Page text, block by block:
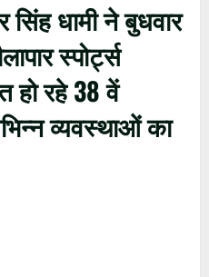
सिंह धामी ने बुधवार
स्पोर्ट्स
हो रहे 38 वें
व्यवस्थाओं का